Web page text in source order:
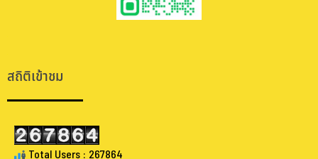
สถิติเข้าชม
Total Users : 267864